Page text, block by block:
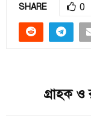
SHARE 0
গ্রাহক ও